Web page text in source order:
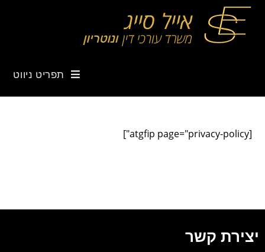
תפריט ניווט
[atgfip page="privacy-policy"]
יצירת קשר